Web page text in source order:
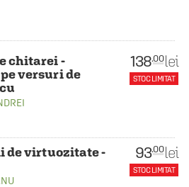
chitarei -
versuri de
138.00 lei
STOC LIMITAT
de virtuozitate -
93.00 lei
STOC LIMITAT